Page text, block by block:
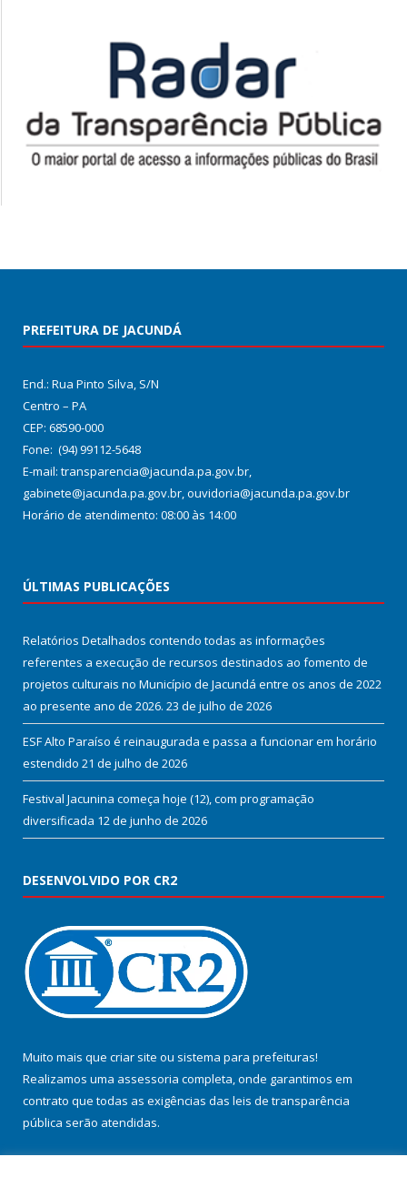
PREFEITURA DE JACUNDÁ
End.: Rua Pinto Silva, S/N
Centro – PA
CEP: 68590-000
Fone: (94) 99112-5648
E-mail: transparencia@jacunda.pa.gov.br,
gabinete@jacunda.pa.gov.br, ouvidoria@jacunda.pa.gov.br
Horário de atendimento: 08:00 às 14:00
ÚLTIMAS PUBLICAÇÕES
Relatórios Detalhados contendo todas as informações
referentes a execução de recursos destinados ao fomento de
projetos culturais no Município de Jacundá entre os anos de 2022
ao presente ano de 2026. 23 de julho de 2026
ESF Alto Paraíso é reinaugurada e passa a funcionar em horário
estendido 21 de julho de 2026
Festival Jacunina começa hoje (12), com programação
diversificada 12 de junho de 2026
DESENVOLVIDO POR CR2
Muito mais que criar site ou sistema para prefeituras!
Realizamos uma assessoria completa, onde garantimos em
contrato que todas as exigências das leis de transparência
pública serão atendidas.